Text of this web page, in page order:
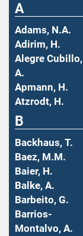
A
Adams, N.A.
Adirim, H.
Alegre Cubillo,
A.
Apmann, H.
Atzrodt, H.
B
Backhaus, T.
Baez, M.M.
Baier, H.
Balke, A.
Barbeito, G.
Barrios-
Montalvo, A.